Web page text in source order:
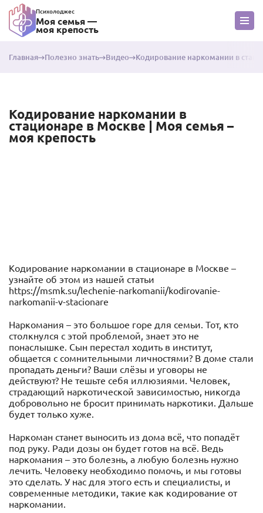
Психолоджес
Моя семья —
моя крепость
Главная Полезно знать Видео Кодирование наркомании в
Кодирование наркомании в
стационаре в Москве | Моя семья –
моя крепость
Кодирование наркомании в стационаре в Москве –
узнайте об этом из нашей статьи
https://msmk.su/lechenie-narkomanii/kodirovanie-
narkomanii-v-stacionare
Наркомания – это большое горе для семьи. Тот, кто
столкнулся с этой проблемой, знает это не
понаслышке. Сын перестал ходить в институт,
общается с сомнительными личностями? В доме стали
пропадать деньги? Ваши слёзы и уговоры не
действуют? Не тешьте себя иллюзиями. Человек,
страдающий наркотической зависимостью, никогда
добровольно не бросит принимать наркотики. Дальше
будет только хуже.
Наркоман станет выносить из дома всё, что попадёт
под руку. Ради дозы он будет готов на всё. Ведь
наркомания – это болезнь, а любую болезнь нужно
лечить. Человеку необходимо помочь, и мы готовы
это сделать. У нас для этого есть и специалисты, и
современные методики, такие как кодирование от
наркомании.